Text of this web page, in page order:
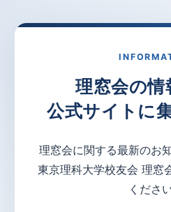
理窓会の情
公式サイトに
理窓会に関する最新のお
東京理科大学校友会 理窓
ください